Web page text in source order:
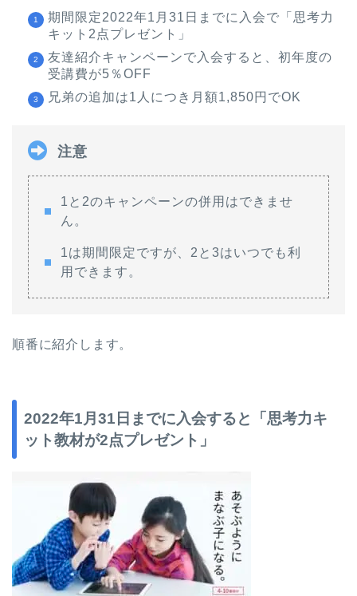
期間限定2022年1月31日までに入会で「思考力
キット2点プレゼント」
友達紹介キャンペーンで入会すると、初年度の
受講費が5％OFF
兄弟の追加は1人につき月額1,850円でOK
注意
1と2のキャンペーンの併用はできませ
ん。
1は期間限定ですが、2と3はいつでも利
用できます。
順番に紹介します。
2022年1月31日までに入会すると「思考力キ
ット教材が2点プレゼント」